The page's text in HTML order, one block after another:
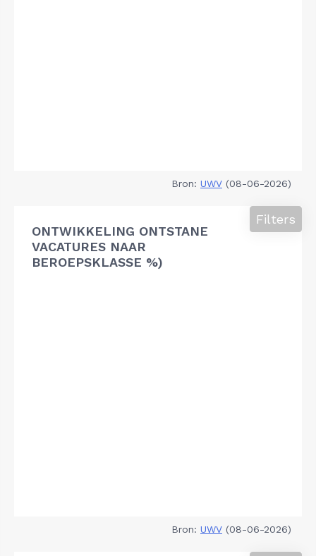
Bron: UWV (08-06-2026)
ONTWIKKELING ONTSTANE
VACATURES NAAR
BEROEPSKLASSE %)
Filters
Bron: UWV (08-06-2026)